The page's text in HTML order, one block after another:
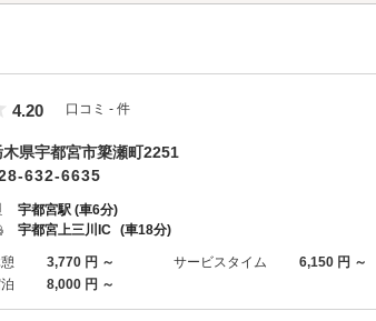
5つ星のうち4
4.20 口コミ - 件
木県宇都宮市簗瀬町2251
632-6635
宇都宮駅 (車6分)
宇都宮上三川IC (車18分)
3,770 円 ～ サービスタイム
6,150 円 ～
8,000 円 ～